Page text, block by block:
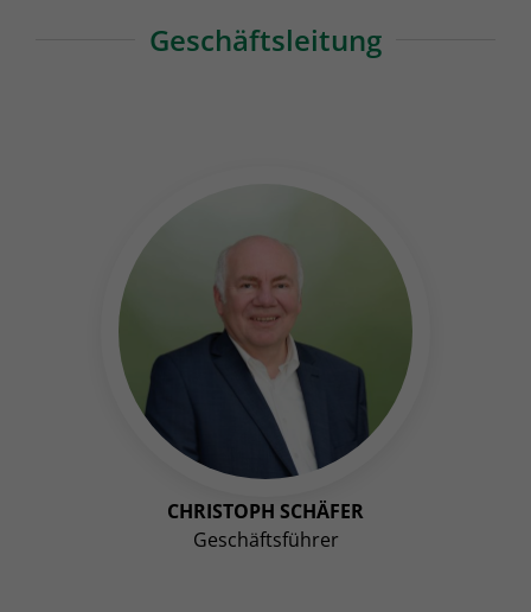
Geschäftsleitung
CHRISTOPH SCHÄFER
Geschäftsführer